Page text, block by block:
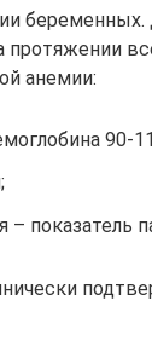
беременных.
протяжении
анемии:
90-
– показатель